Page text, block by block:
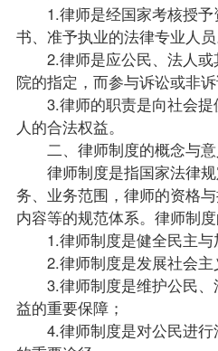
1.律师是经国家考核授予
书、准予执业的法律专业人员
2.律师是应公民、法人或
院的指定，而参与诉讼或非诉
3.律师的职责是向社会提
人的合法权益。
二、律师制度的概念与意
律师制度是指国家法律规
务、业务范围，律师的资格
内容等的规范体系。律师制
1.律师制度是健全民主与
2.律师制度是发展社会主
3.律师制度是维护公民、
益的重要保障；
4.律师制度是对公民进行